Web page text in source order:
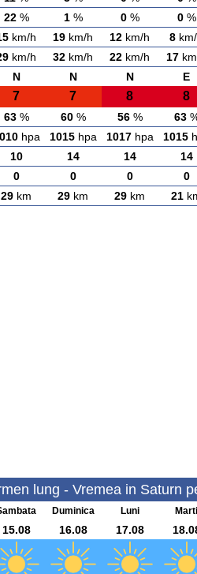
22% 1% 0% 0%
km/h 19 km/h 12 km/h 8
km/h 32 km/h 22 km/h 17
N N N E
7 7 8 8
63% 60% 56% 63
hpa 1015hpa 1017hpa 1015
10 14 14 14
0 0 0 0
29 km 29 km 29 km 21
lung - Vremea in Saturn
Duminica Luni Marti
15.08 16.08 17.08